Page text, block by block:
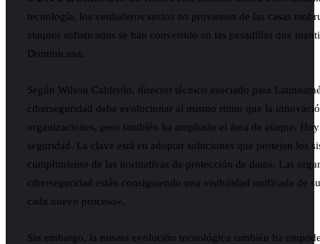
tecnología, los verdaderos sustos no provienen de las casas
ataques sofisticados se han convertido en las pesadillas que
Dominicana.
Según Wilson Calderón, director técnico asociado para
ciberseguridad debe evolucionar al mismo ritmo que la
organizaciones, pero también ha ampliado el área de ataque.
seguridad. La clave está en adoptar soluciones que protejan los
cumplimiento de las normativas de protección de datos. Las
ciberseguridad están consiguiendo una visibilidad unificada de
cada nuevo proceso».
Sin embargo, la misma evolución tecnológica también ha